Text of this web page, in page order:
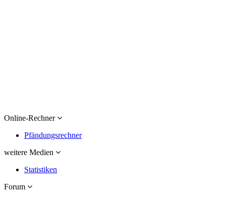
Online-Rechner
Pfändungsrechner
weitere Medien
Statistiken
Forum